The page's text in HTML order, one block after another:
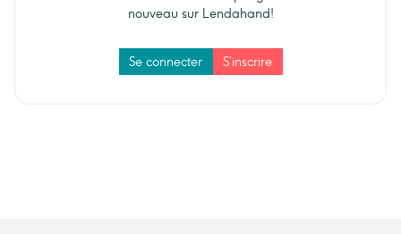
nouveau sur Lendahand!
Se connecter S’inscrire